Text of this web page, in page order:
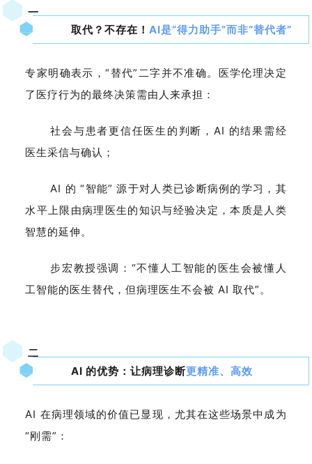
一
取代？不存在！AI是“得力助手”而非“替代者”
专家明确表示，“替代”二字并不准确。医学伦理决定
了医疗行为的最终决策需由人来承担：
社会与患者更信任医生的判断，AI 的结果需经
医生采信与确认；
AI 的 “智能” 源于对人类已诊断病例的学习，其
水平上限由病理医生的知识与经验决定，本质是人类
智慧的延伸。
步宏教授强调：“不懂人工智能的医生会被懂人
工智能的医生替代，但病理医生不会被 AI 取代”。
二
AI 的优势：让病理诊断更精准、高效
AI 在病理领域的价值已显现，尤其在这些场景中成为
“刚需”：